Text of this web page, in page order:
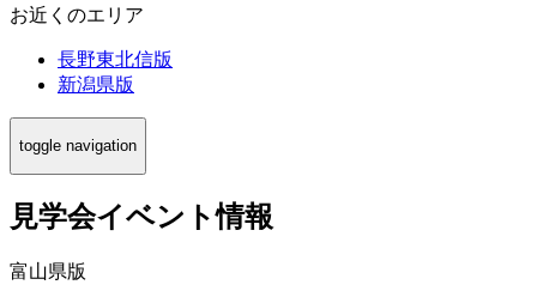
お近くのエリア
長野東北信版
新潟県版
toggle navigation
見学会イベント情報
富山県版